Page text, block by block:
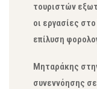
τουριστών
οι εργασίες
επίλυση
Μηταράκης
συνεννόησης